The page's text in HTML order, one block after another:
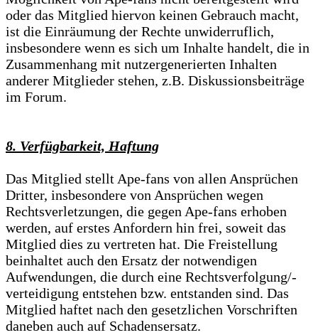
oder das Mitglied hiervon keinen Gebrauch macht,
ist die Einräumung der Rechte unwiderruflich,
insbesondere wenn es sich um Inhalte handelt, die in
Zusammenhang mit nutzergenerierten Inhalten
anderer Mitglieder stehen, z.B. Diskussionsbeiträge
im Forum.
8. Verfügbarkeit, Haftung
Das Mitglied stellt Ape-fans von allen Ansprüchen
Dritter, insbesondere von Ansprüchen wegen
Rechtsverletzungen, die gegen Ape-fans erhoben
werden, auf erstes Anfordern hin frei, soweit das
Mitglied dies zu vertreten hat. Die Freistellung
beinhaltet auch den Ersatz der notwendigen
Aufwendungen, die durch eine Rechtsverfolgung/-
verteidigung entstehen bzw. entstanden sind. Das
Mitglied haftet nach den gesetzlichen Vorschriften
daneben auch auf Schadensersatz.